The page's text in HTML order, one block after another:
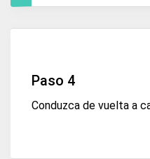
Paso 4
Conduzca de vuelta a